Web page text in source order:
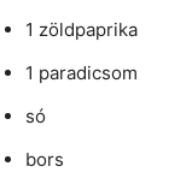
1 zöldpaprika
1 paradicsom
só
bors